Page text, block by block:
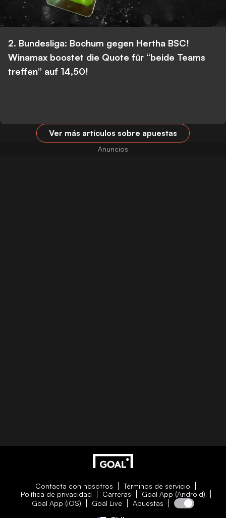
2. Bundesliga: Bochum gegen Hertha BSC!
Winamax boostet die Quote für “beide Teams
treffen” auf 14,50!
Ver más artículos sobre apuestas
Contacta con nosotros
Términos de servicio
Política de privacidad
Carreras
Goal App (Android)
Goal App (iOS)
Goal Live Apuestas